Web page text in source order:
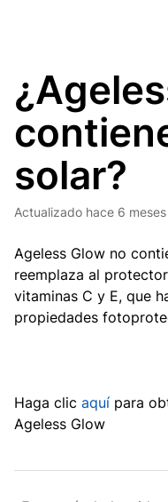
solar?
Actualizado hace 6 meses
Ageless Glow no
reemplaza al
vitaminas C y E, que
propiedades
Haga clic aquí para
Ageless Glow